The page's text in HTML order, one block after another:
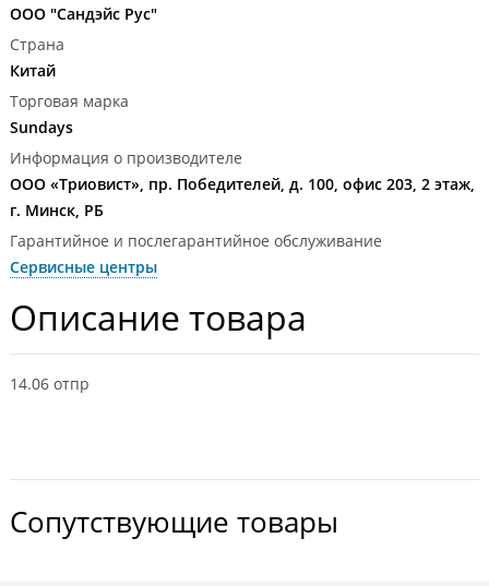
ООО "Сандэйс Рус"
Страна
Китай
Торговая марка
Sundays
Информация о производителе
ООО «Триовист», пр. Победителей, д. 100, офис 203, 2 этаж,
г. Минск, РБ
Гарантийное и послегарантийное обслуживание
Сервисные центры
Описание товара
14.06 отпр
Сопутствующие товары